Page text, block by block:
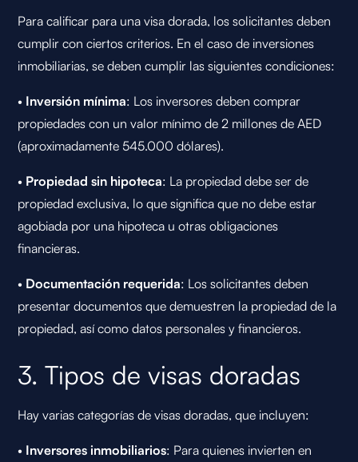
Para calificar para una visa dorada, los solicitantes deben
cumplir con ciertos criterios. En el caso de inversiones
inmobiliarias, se deben cumplir las siguientes condiciones:
• Inversión mínima: Los inversores deben comprar
propiedades con un valor mínimo de 2 millones de AED
(aproximadamente 545.000 dólares).
• Propiedad sin hipoteca: La propiedad debe ser de
propiedad exclusiva, lo que significa que no debe estar
agobiada por una hipoteca u otras obligaciones
financieras.
• Documentación requerida: Los solicitantes deben
presentar documentos que demuestren la propiedad de la
propiedad, así como datos personales y financieros.
3. Tipos de visas doradas
Hay varias categorías de visas doradas, que incluyen:
• Inversores inmobiliarios: Para quienes invierten en